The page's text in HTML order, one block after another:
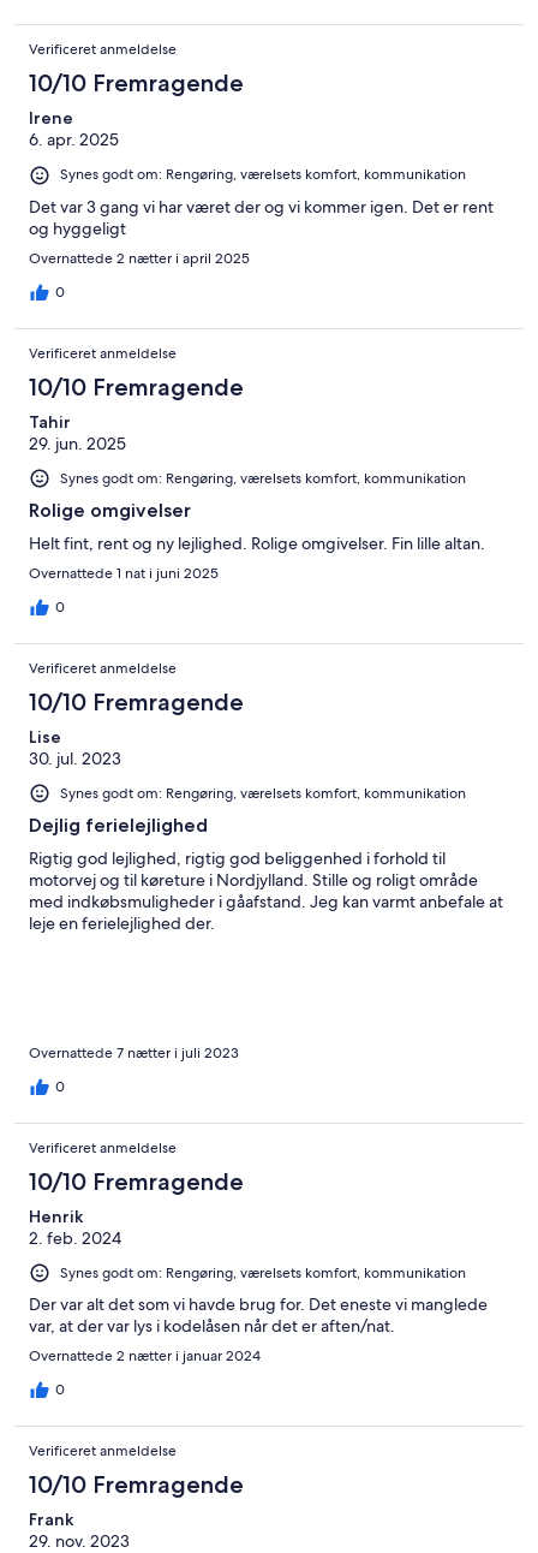
Verificeret anmeldelse
10/10 Fremragende
Irene
6. apr. 2025
Synes godt om: Rengøring, værelsets komfort, kommunikation
Det var 3 gang vi har været der og vi kommer igen. Det er rent
og hyggeligt
Overnattede 2 nætter i april 2025
0
Verificeret anmeldelse
10/10 Fremragende
Tahir
29. jun. 2025
Synes godt om: Rengøring, værelsets komfort, kommunikation
Rolige omgivelser
Helt fint, rent og ny lejlighed. Rolige omgivelser. Fin lille altan.
Overnattede 1 nat i juni 2025
0
Verificeret anmeldelse
10/10 Fremragende
Lise
30. jul. 2023
Synes godt om: Rengøring, værelsets komfort, kommunikation
Dejlig ferielejlighed
Rigtig god lejlighed, rigtig god beliggenhed i forhold til
motorvej og til køreture i Nordjylland. Stille og roligt område
med indkøbsmuligheder i gåafstand. Jeg kan varmt anbefale at
leje en ferielejlighed der.
Overnattede 7 nætter i juli 2023
0
Verificeret anmeldelse
10/10 Fremragende
Henrik
2. feb. 2024
Synes godt om: Rengøring, værelsets komfort, kommunikation
Der var alt det som vi havde brug for. Det eneste vi manglede
var, at der var lys i kodelåsen når det er aften/nat.
Overnattede 2 nætter i januar 2024
0
Verificeret anmeldelse
10/10 Fremragende
Frank
29. nov. 2023